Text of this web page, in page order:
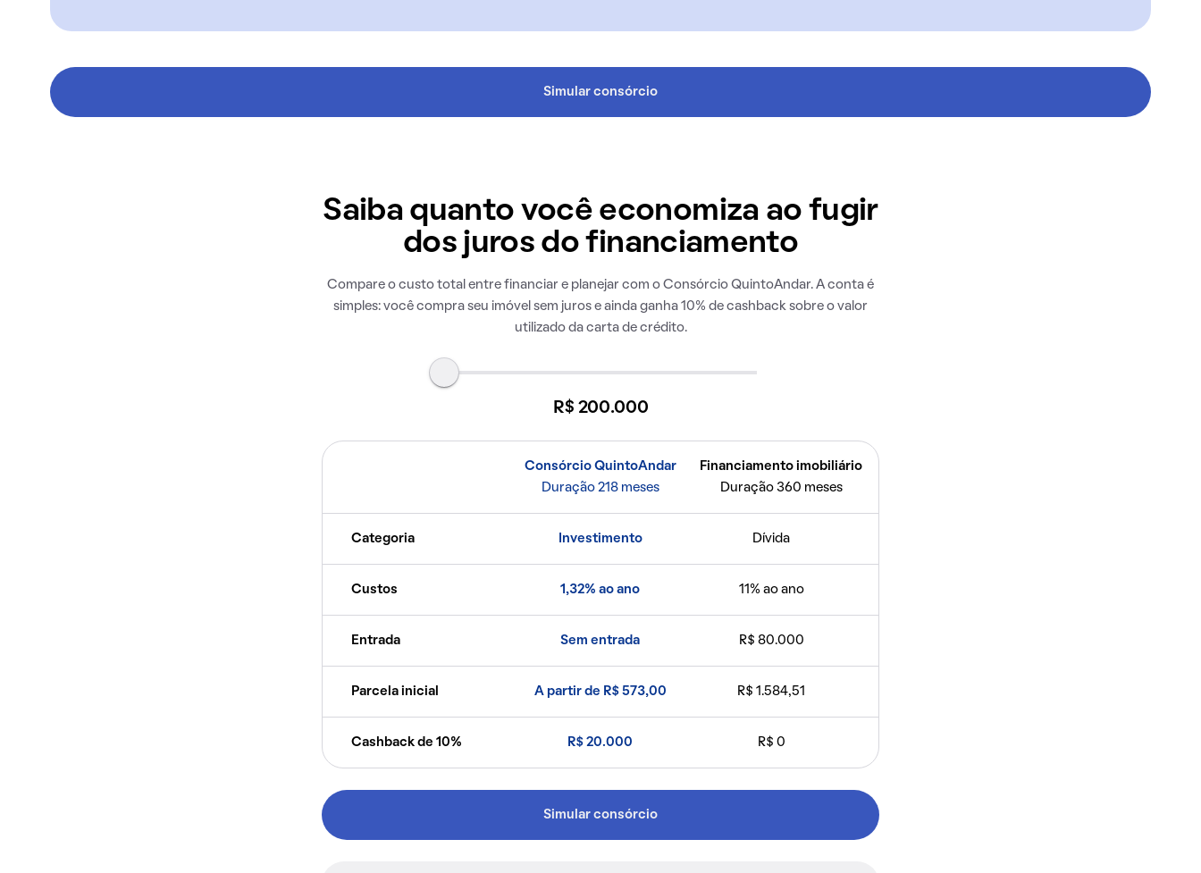
Simular consórcio
Saiba quanto você economiza ao fugir
dos juros do financiamento
Compare o custo total entre financiar e planejar com o Consórcio QuintoAndar. A conta é
simples: você compra seu imóvel sem juros e ainda ganha 10% de cashback sobre o valor
utilizado da carta de crédito.
R$ 200.000
Consórcio QuintoAndar
Duração 218 meses
Financiamento imobiliário
Duração 360 meses
Categoria Investimento Dívida
Custos 1,32% ao ano 11% ao ano
Entrada Sem entrada R$ 80.000
Parcela inicial A partir de R$ 573,00 R$ 1.584,51
Cashback de 10% R$ 20.000 R$ 0
Simular consórcio